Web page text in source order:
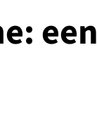
een